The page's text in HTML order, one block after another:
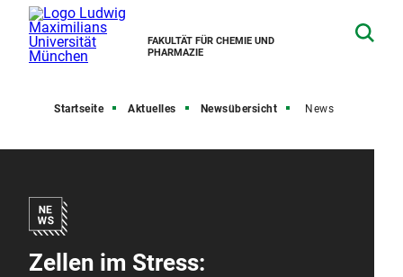
FAKULTÄT FÜR CHEMIE UND
PHARMAZIE
Startseite Aktuelles Newsübersicht News
Zellen im Stress: